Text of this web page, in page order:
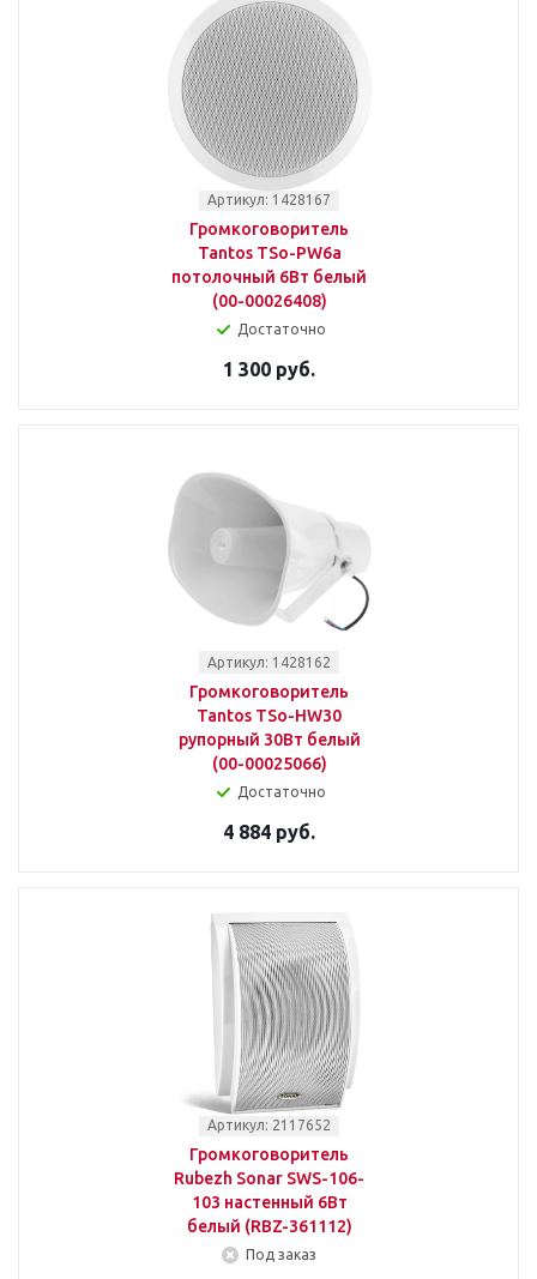
Артикул: 1428167
Громкоговоритель
Tantos TSo-PW6a
потолочный 6Вт белый
(00-00026408)
Достаточно
1 300 руб.
Артикул: 1428162
Громкоговоритель
Tantos TSo-HW30
рупорный 30Вт белый
(00-00025066)
Достаточно
4 884 руб.
Артикул: 2117652
Громкоговоритель
Rubezh Sonar SWS-106-
103 настенный 6Вт
белый (RBZ-361112)
Под заказ